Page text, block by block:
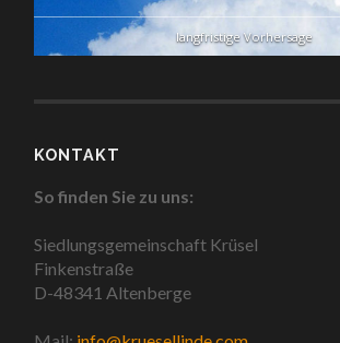
langfristige Vorhersage
KONTAKT
So finden Sie zu uns:
Siedlungsgemeinschaft Krüsel
Finkenstraße
D-48341 Altenberge